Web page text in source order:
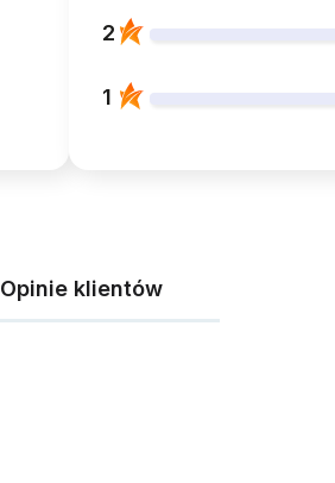
2
1
Opinie klientów